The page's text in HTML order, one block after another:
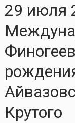
29 июля
Крутого